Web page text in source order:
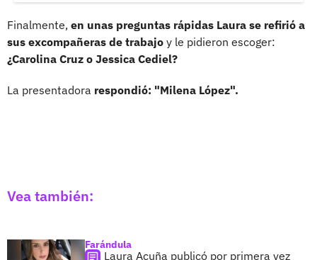
Finalmente, en unas preguntas rápidas Laura se refirió a
sus excompañeras de trabajo y le pidieron escoger:
¿Carolina Cruz o Jessica Cediel?
La presentadora respondió: "Milena López".
Vea también:
Farándula
Laura Acuña publicó por primera vez